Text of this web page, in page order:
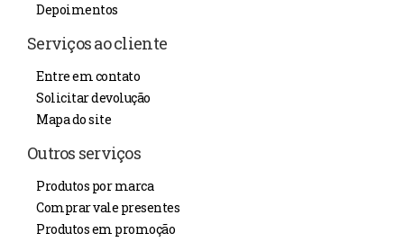
Depoimentos
Serviços ao cliente
Entre em contato
Solicitar devolução
Mapa do site
Outros serviços
Produtos por marca
Comprar vale presentes
Produtos em promoção